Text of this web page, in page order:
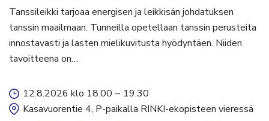
Tanssileikki tarjoaa energisen ja leikkisän johdatuksen
tanssin maailmaan. Tunneilla opetellaan tanssin perusteita
innostavasti ja lasten mielikuvitusta hyödyntäen. Niiden
tavoitteena on…
12.8.2026 klo 18.00 – 19.30
Kasavuorentie 4, P-paikalla RINKI-ekopisteen vieressä